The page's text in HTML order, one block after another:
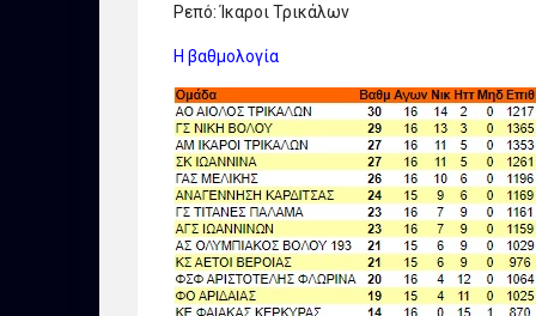
Ρεπό: Ίκαροι Τρικάλων
Η βαθμολογία